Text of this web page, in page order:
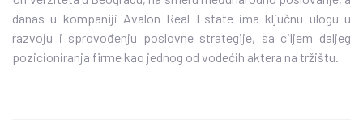
danas u kompaniji Avalon Real Estate ima ključnu ulogu u
razvoju i sprovođenju poslovne strategije, sa ciljem daljeg
pozicioniranja firme kao jednog od vodećih aktera na tržištu.